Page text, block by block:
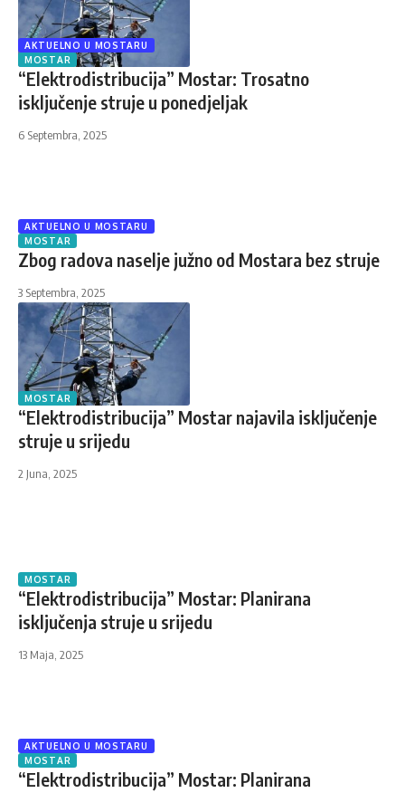
AKTUELNO U MOSTARU
MOSTAR
“Elektrodistribucija” Mostar: Trosatno
isključenje struje u ponedjeljak
6 Septembra, 2025
AKTUELNO U MOSTARU
MOSTAR
Zbog radova naselje južno od Mostara bez struje
3 Septembra, 2025
MOSTAR
“Elektrodistribucija” Mostar najavila isključenje
struje u srijedu
2 Juna, 2025
MOSTAR
“Elektrodistribucija” Mostar: Planirana
isključenja struje u srijedu
13 Maja, 2025
AKTUELNO U MOSTARU
MOSTAR
“Elektrodistribucija” Mostar: Planirana